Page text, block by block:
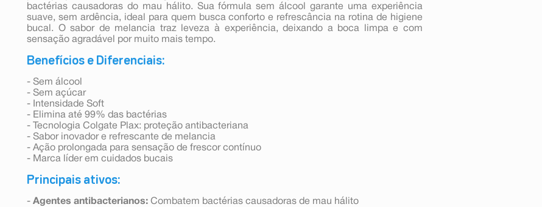
bactérias causadoras do mau hálito. Sua fórmula sem álcool garante uma experiência
suave, sem ardência, ideal para quem busca conforto e refrescância na rotina de higiene
bucal. O sabor de melancia traz leveza à experiência, deixando a boca limpa e com
sensação agradável por muito mais tempo.
Benefícios e Diferenciais:
- Sem álcool
- Sem açúcar
- Intensidade Soft
- Elimina até 99% das bactérias
- Tecnologia Colgate Plax: proteção antibacteriana
- Sabor inovador e refrescante de melancia
- Ação prolongada para sensação de frescor contínuo
- Marca líder em cuidados bucais
Principais ativos:
- Agentes antibacterianos: Combatem bactérias causadoras de mau hálito